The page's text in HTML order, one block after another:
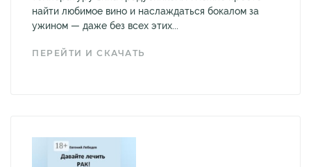
найти любимое вино и наслаждаться бокалом за
ужином — даже без всех этих...
ПЕРЕЙТИ И СКАЧАТЬ